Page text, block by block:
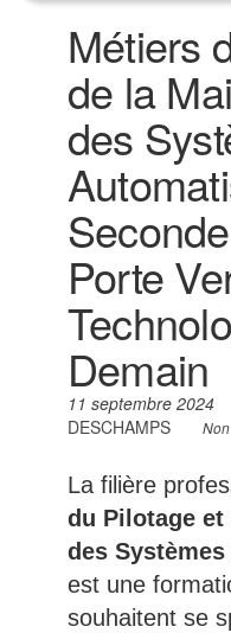
Métiers
de la
des
Porte
Demain
11 septembre 2024
DESCHAMPS
Non
La filière
du Pilotage et
des
est une
souhaitent se